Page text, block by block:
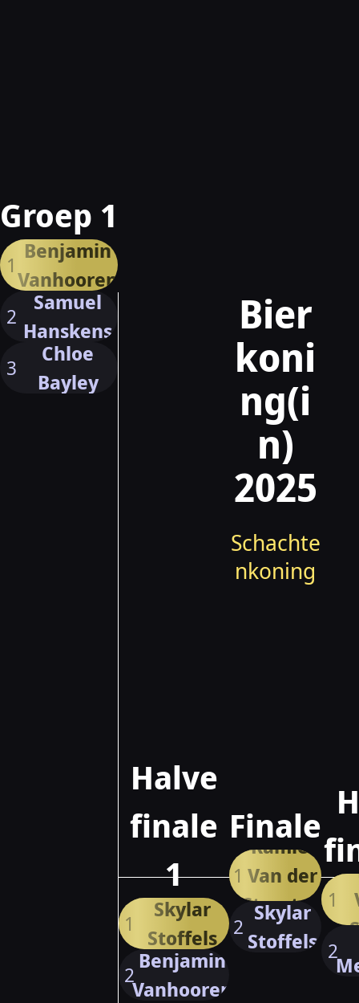
Bier
koni
ng(i
n)
2025
Schachte
nkoning
Groep 1
1
Benjamin
Vanhooren
2
Samuel
Hanskens
3
Chloe
Bayley
Halve
finale
1
1
Skylar
Stoffels
2
Benjamin
Vanhooren
1
2
Finale
1
Kamiel
Van der
Straeten
2
Skylar
Stoffels